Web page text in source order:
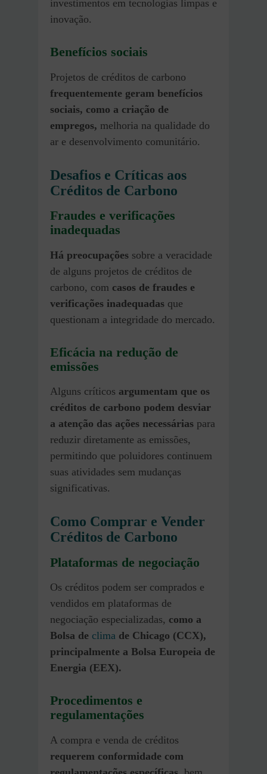
investimentos em tecnologias limpas e
inovação.
Benefícios sociais
Projetos de créditos de carbono
frequentemente geram benefícios
sociais, como a criação de
empregos, melhoria na qualidade do
ar e desenvolvimento comunitário.
Desafios e Críticas aos
Créditos de Carbono
Fraudes e verificações
inadequadas
Há preocupações sobre a veracidade
de alguns projetos de créditos de
carbono, com casos de fraudes e
verificações inadequadas que
questionam a integridade do mercado.
Eficácia na redução de
emissões
Alguns críticos argumentam que os
créditos de carbono podem desviar
a atenção das ações necessárias para
reduzir diretamente as emissões,
permitindo que poluidores continuem
suas atividades sem mudanças
significativas.
Como Comprar e Vender
Créditos de Carbono
Plataformas de negociação
Os créditos podem ser comprados e
vendidos em plataformas de
negociação especializadas, como a
Bolsa de clima de Chicago (CCX),
principalmente a Bolsa Europeia de
Energia (EEX).
Procedimentos e
regulamentações
A compra e venda de créditos
requerem conformidade com